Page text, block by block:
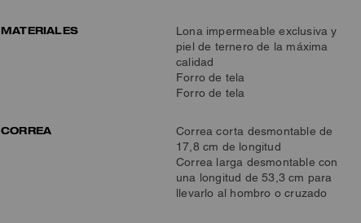
MATERIALES
Lona impermeable exclusiva y
piel de ternero de la máxima
calidad
Forro de tela
Forro de tela
CORREA
Correa corta desmontable de
17,8 cm de longitud
Correa larga desmontable con
una longitud de 53,3 cm para
llevarlo al hombro o cruzado